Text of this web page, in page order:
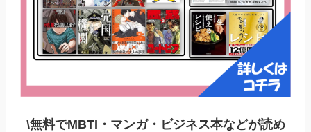
\無料でMBTI・マンガ・ビジネス本などが読め